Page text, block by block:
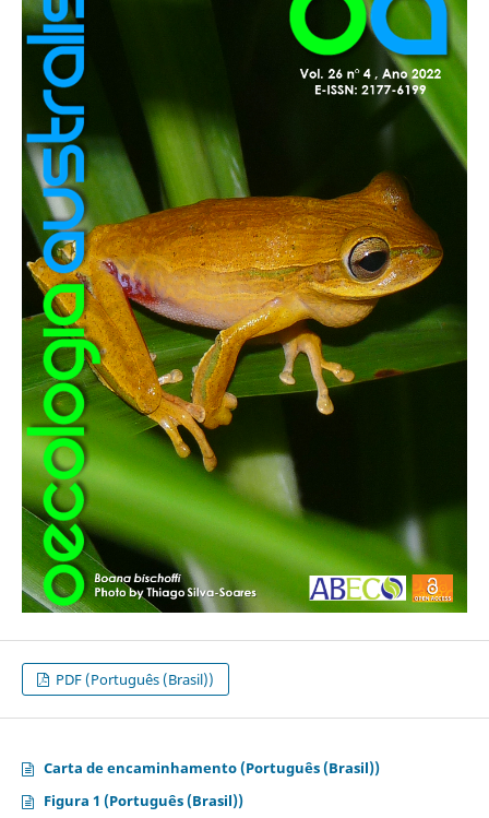
PDF (Português (Brasil))
Carta de encaminhamento (Português (Brasil))
Figura 1 (Português (Brasil))